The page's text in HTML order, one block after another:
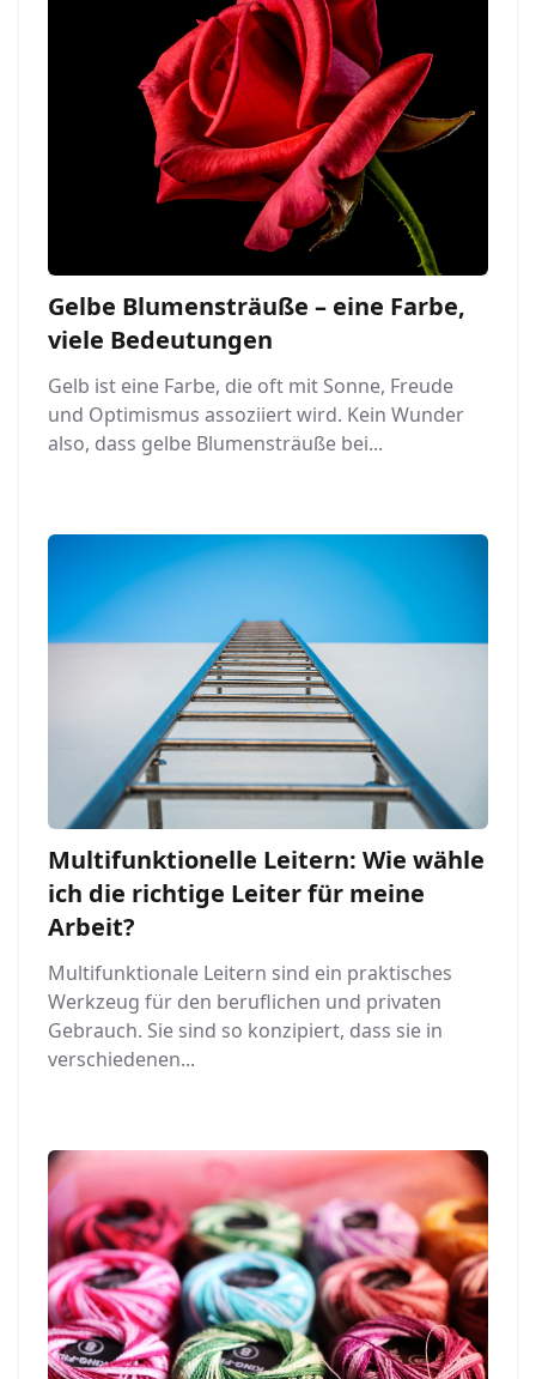
Gelbe Blumensträuße – eine Farbe,
viele Bedeutungen
Gelb ist eine Farbe, die oft mit Sonne, Freude
und Optimismus assoziiert wird. Kein Wunder
also, dass gelbe Blumensträuße bei...
Multifunktionelle Leitern: Wie wähle
ich die richtige Leiter für meine
Arbeit?
Multifunktionale Leitern sind ein praktisches
Werkzeug für den beruflichen und privaten
Gebrauch. Sie sind so konzipiert, dass sie in
verschiedenen...